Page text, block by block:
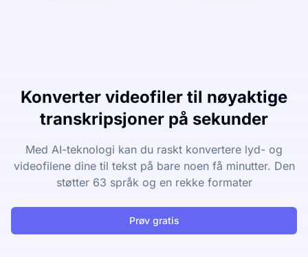
Konverter videofiler til nøyaktige
transkripsjoner på sekunder
Med AI-teknologi kan du raskt konvertere lyd- og
videofilene dine til tekst på bare noen få minutter. Den
støtter 63 språk og en rekke formater
Prøv gratis